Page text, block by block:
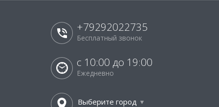
+79292022735
Бесплатный звонок
с 10:00 до 19:00
Ежедневно
Выберите город